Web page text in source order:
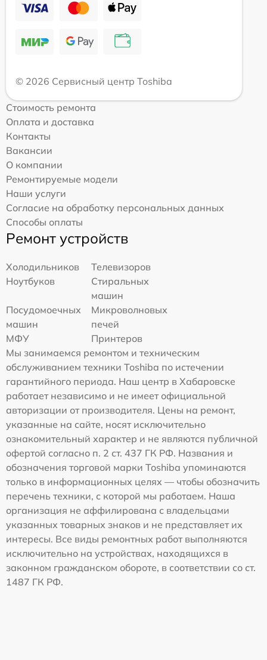
© 2026 Сервисный центр Toshiba
Стоимость ремонта
Оплата и доставка
Контакты
Вакансии
О компании
Ремонтируемые модели
Наши услуги
Согласие на обработку персональных данных
Способы оплаты
Ремонт устройств
Холодильников
Телевизоров
Ноутбуков
Стиральных
машин
Посудомоечных
машин
Микроволновых
печей
МФУ
Принтеров
Мы занимаемся ремонтом и техническим
обслуживанием техники Toshiba по истечении
гарантийного периода. Наш центр в Хабаровске
работает независимо и не имеет официальной
авторизации от производителя. Цены на ремонт,
указанные на сайте, носят исключительно
ознакомительный характер и не являются публичной
офертой согласно п. 2 ст. 437 ГК РФ. Названия и
обозначения торговой марки Toshiba упоминаются
только в информационных целях — чтобы обозначить
перечень техники, с которой мы работаем. Наша
организация не аффилирована с владельцами
указанных товарных знаков и не представляет их
интересы. Все виды ремонтных работ выполняются
исключительно на устройствах, находящихся в
законном гражданском обороте, в соответствии со ст.
1487 ГК РФ.